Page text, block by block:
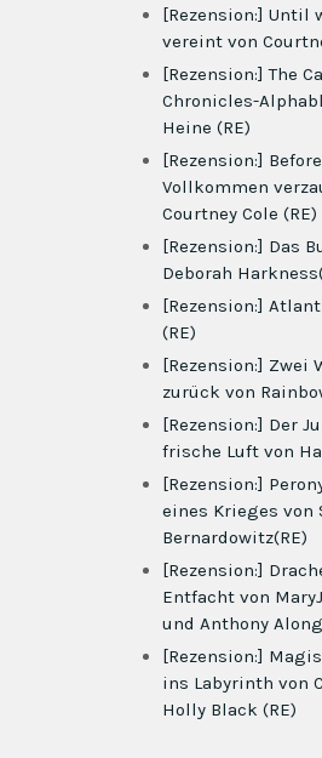
[Rezension:] Until
vereint von
[Rezension:] The
Chronicles-
Heine (RE)
[Rezension:]
Vollkommen
Courtney Cole (RE)
[Rezension:] Das
Deborah
[Rezension:]
(RE)
[Rezension:] Zwei
zurück von
[Rezension:] Der
frische Luft von
[Rezension:]
eines Krieges von
Bernardowitz(RE)
[Rezension:]
Entfacht von
und Anthony
[Rezension:]
ins Labyrinth von
Holly Black (RE)